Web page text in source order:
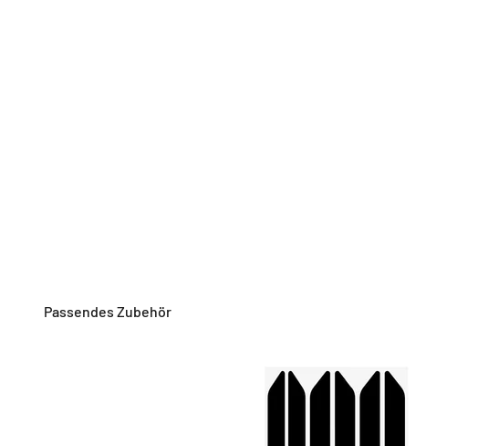
Passendes Zubehör